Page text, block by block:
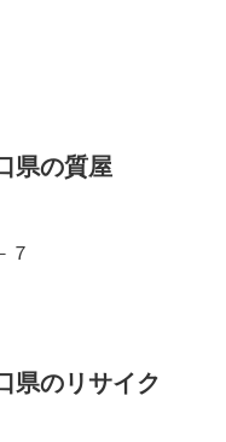
県の質屋
７
県のリサイク